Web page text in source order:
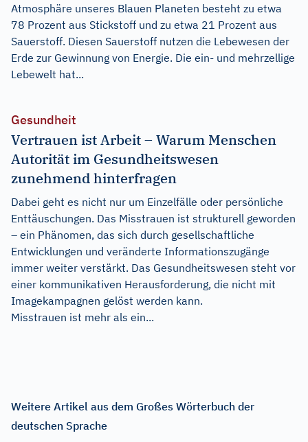
Atmosphäre unseres Blauen Planeten besteht zu etwa
78 Prozent aus Stickstoff und zu etwa 21 Prozent aus
Sauerstoff. Diesen Sauerstoff nutzen die Lebewesen der
Erde zur Gewinnung von Energie. Die ein- und mehrzellige
Lebewelt hat...
Gesundheit
Vertrauen ist Arbeit – Warum Menschen
Autorität im Gesundheitswesen
zunehmend hinterfragen
Dabei geht es nicht nur um Einzelfälle oder persönliche
Enttäuschungen. Das Misstrauen ist strukturell geworden
– ein Phänomen, das sich durch gesellschaftliche
Entwicklungen und veränderte Informationszugänge
immer weiter verstärkt. Das Gesundheitswesen steht vor
einer kommunikativen Herausforderung, die nicht mit
Imagekampagnen gelöst werden kann.
Misstrauen ist mehr als ein...
Weitere Artikel aus dem Großes Wörterbuch der
deutschen Sprache